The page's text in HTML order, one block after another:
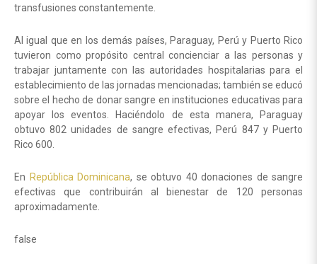
transfusiones constantemente.
Al igual que en los demás países, Paraguay, Perú y Puerto Rico
tuvieron como propósito central concienciar a las personas y
trabajar juntamente con las autoridades hospitalarias para el
establecimiento de las jornadas mencionadas; también se educó
sobre el hecho de donar sangre en instituciones educativas para
apoyar los eventos. Haciéndolo de esta manera, Paraguay
obtuvo 802 unidades de sangre efectivas, Perú 847 y Puerto
Rico 600.
En República Dominicana, se obtuvo 40 donaciones de sangre
efectivas que contribuirán al bienestar de 120 personas
aproximadamente.
false